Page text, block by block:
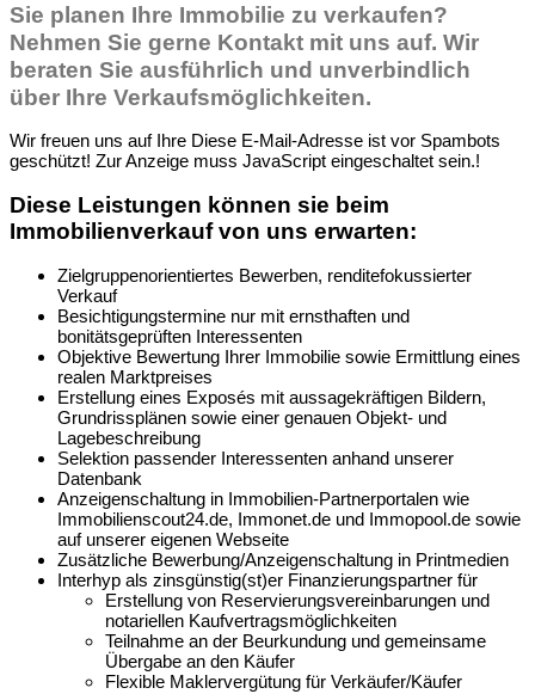
Sie planen Ihre Immobilie zu verkaufen?
Nehmen Sie gerne Kontakt mit uns auf. Wir
beraten Sie ausführlich und unverbindlich
über Ihre Verkaufsmöglichkeiten.
Wir freuen uns auf Ihre Diese E-Mail-Adresse ist vor Spambots
geschützt! Zur Anzeige muss JavaScript eingeschaltet sein.!
Diese Leistungen können sie beim
Immobilienverkauf von uns erwarten:
Zielgruppenorientiertes Bewerben, renditefokussierter
Verkauf
Besichtigungstermine nur mit ernsthaften und
bonitätsgeprüften Interessenten
Objektive Bewertung Ihrer Immobilie sowie Ermittlung eines
realen Marktpreises
Erstellung eines Exposés mit aussagekräftigen Bildern,
Grundrissplänen sowie einer genauen Objekt- und
Lagebeschreibung
Selektion passender Interessenten anhand unserer
Datenbank
Anzeigenschaltung in Immobilien-Partnerportalen wie
Immobilienscout24.de, Immonet.de und Immopool.de sowie
auf unserer eigenen Webseite
Zusätzliche Bewerbung/Anzeigenschaltung in Printmedien
Interhyp als zinsgünstig(st)er Finanzierungspartner für
Erstellung von Reservierungsvereinbarungen und
notariellen Kaufvertragsmöglichkeiten
Teilnahme an der Beurkundung und gemeinsame
Übergabe an den Käufer
Flexible Maklervergütung für Verkäufer/Käufer